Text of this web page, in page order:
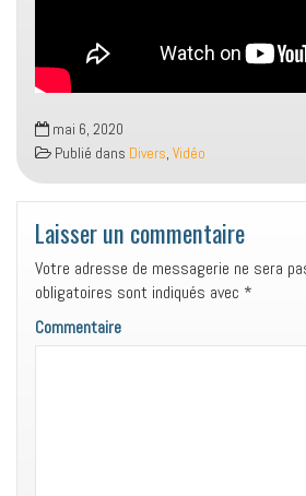
mai 6, 2020
Publié dans Divers, Vidéo
Laisser un commentaire
Votre adresse de messagerie ne sera
obligatoires sont indiqués avec *
Commentaire